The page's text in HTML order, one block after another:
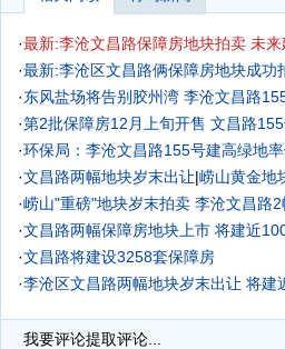
·最新:李沧文昌路保障房地块拍卖 未
·最新:李沧区文昌路俩保障房地块成
·东风盐场将告别胶州湾 李沧文昌路
·第2批保障房12月上旬开售 文昌路
·环保局：李沧文昌路155号建高绿地
·文昌路两幅地块岁末出让|崂山黄金地
·崂山"重磅"地块岁末拍卖 李沧文昌路
·文昌路两幅保障房地块上市 将建近
·文昌路将建设3258套保障房
·李沧区文昌路两幅地块岁末出让 将建
我要评论提取评论...